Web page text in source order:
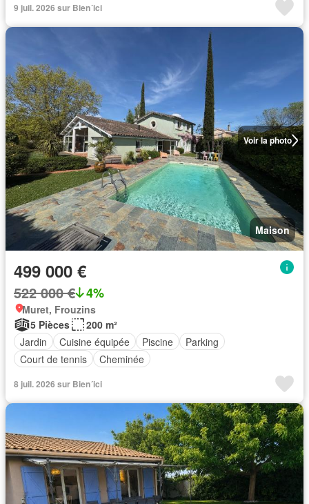
9 juil. 2026 sur Bien´ici
Voir la photo
Maison
499 000 €
522 000 € 4%
Muret, Frouzins
5 Pièces
200 m²
Jardin
Cuisine équipée Piscine
Parking
Court de tennis
Cheminée
8 juil. 2026 sur Bien´ici